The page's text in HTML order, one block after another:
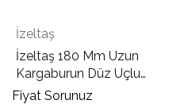
İzeltaş
İzeltaş 180 Mm Uzun
Kargaburun Düz Uçlu
Opak
Fiyat Sorunuz